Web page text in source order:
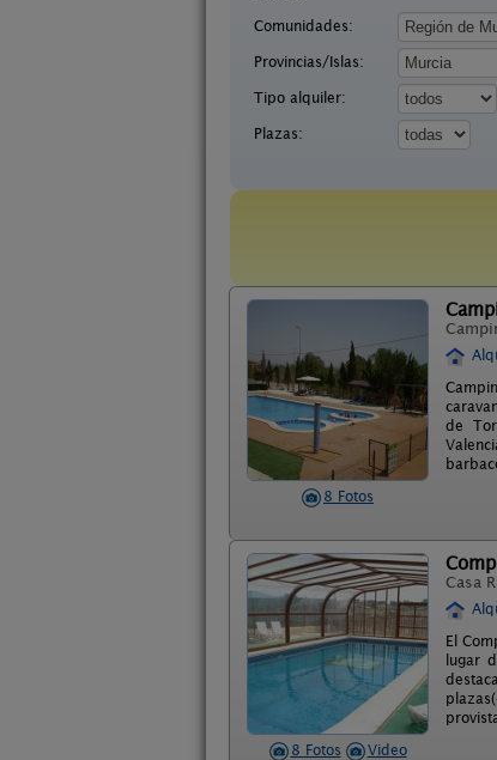
Comunidades:
Provincias/Islas:
Tipo alquiler:
Plazas:
8 Fotos
de
8 Fotos Video
Casa
El
lugar